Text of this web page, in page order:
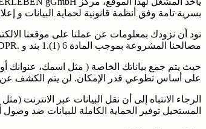
بسرية تامة وفق أنظمة قانونية لحماية البيانات و
نود أن نزودك بمعلومات عن عملنا على موقعنا
مصالحنا المشروعة بموجب المادة 6 (1).1 بند و .GDPR
حيث يتم جمع بياناتك الخاصة ( مثل اسمك، عنوانك أو
على أساس تطوعي قدر الإمكان. لن يتم الكشف
الرجاء الانتباه إلى أن نقل البيانات عبر
المستحيل توفير الحماية الكاملة للبيانات ضد وصول